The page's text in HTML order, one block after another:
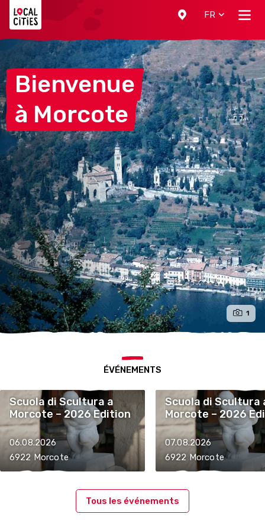
FR
Bienvenue
à Morcote
1
ÉVÉNEMENTS
Scuola di Scultura a
Morcote – 2026 Edition
06.08.2026
6922 Morcote
Scuola di Scultura
Morcote – 2026
07.08.2026
6922 Morcote
Tous les événements